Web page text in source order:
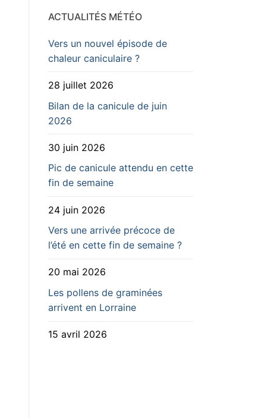
ACTUALITÉS MÉTÉO
Vers un nouvel épisode de
chaleur caniculaire ?
28 juillet 2026
Bilan de la canicule de juin
2026
30 juin 2026
Pic de canicule attendu en cette
fin de semaine
24 juin 2026
Vers une arrivée précoce de
l’été en cette fin de semaine ?
20 mai 2026
Les pollens de graminées
arrivent en Lorraine
15 avril 2026